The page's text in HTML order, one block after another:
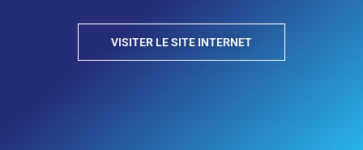
VISITER LE SITE INTERNET